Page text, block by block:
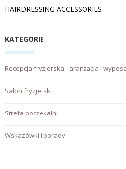
HAIRDRESSING ACCESSORIES
KATEGORIE
Recepcja fryzjerska - aranżacja i
Salon fryzjerski
Strefa poczekalni
Wskazówki i porady